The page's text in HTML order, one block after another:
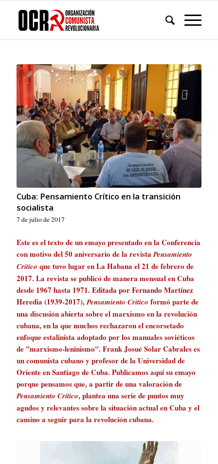
Cuba: Pensamiento Crítico en la transición
socialista
7 de julio de 2017
Este es el texto de un ensayo presentado en la Conferencia
con motivo del 50 aniversario de la revistaPensamiento
Crítico que tuvo lugar en La Habana el 21 de febrero de
2017. La revista se publicó de manera mensual en Cuba
desde 1967 hasta 1971. Editada por Fernando Martínez
Heredia (1939-2017),Pensamiento Crítico formó parte de
una discusión abierta sobre el marxismo en la revolución
cubana, en la que muchos rechazaron el encorsetado
enfoque estalinista adoptado por los manuales soviéticos
de "marxismo-leninismo". Frank Josué Solar Cabrales es
un comunista cubano y profesor de la Universidad de
Oriente en Santiago de Cuba. Publicamos aquí su ensayo
porque pensamos que, a partir de una valoración de
Pensamiento Crítico, plantea una serie de puntos muy
agudos y relevantes sobre la situación actual en Cuba y el
camino a seguir para la revolución cubana.